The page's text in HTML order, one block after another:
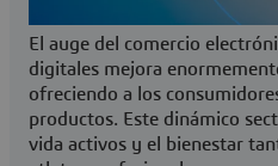
El auge del comercio
digitales mejora
ofreciendo a los
productos. Este dinámico
vida activos y el bienestar